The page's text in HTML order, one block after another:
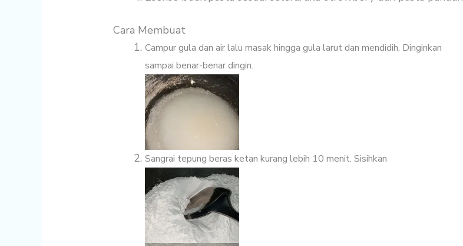
Cara Membuat
Campur gula dan air lalu masak hingga gula larut dan mendidih. Dinginkan
sampai benar-benar dingin.
Sangrai tepung beras ketan kurang lebih 10 menit. Sisihkan